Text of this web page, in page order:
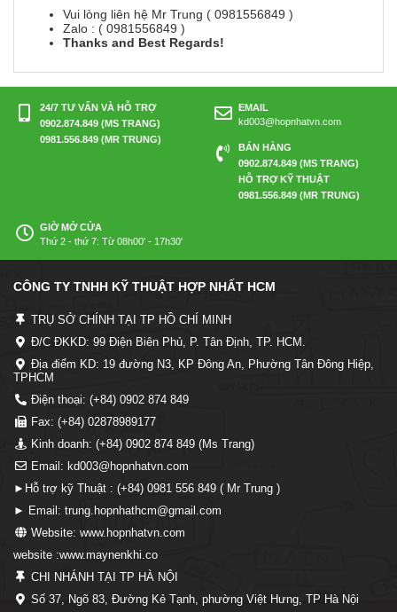
Vui lòng liên hệ Mr Trung ( 0981556849 )
Zalo : ( 0981556849 )
Thanks and Best Regards!
24/7 TƯ VẤN VÀ HỖ TRỢ
0902.874.849 (MS TRANG)
0981.556.849 (MR TRUNG)
EMAIL
kd003@hopnhatvn.com
BÁN HÀNG
0902.874.849 (MS TRANG)
HỖ TRỢ KỸ THUẬT
0981.556.849 (MR TRUNG)
GIỜ MỞ CỬA
Thứ 2 - thứ 7: Từ 08h00' - 17h30'
CÔNG TY TNHH KỸ THUẬT HỢP NHẤT HCM
TRỤ SỞ CHÍNH TẠI TP HỒ CHÍ MINH
Đ/C ĐKKD: 99 Điện Biên Phủ, P. Tân Định, TP. HCM.
Địa điểm KD: 19 đường N3, KP Đông An, Phường Tân Đông Hiệp,
TPHCM
Điện thoại: (+84) 0902 874 849
Fax: (+84) 02878989177
Kinh doanh: (+84) 0902 874 849 (Ms Trang)
Email: kd003@hopnhatvn.com
►Hỗ trợ kỹ Thuật : (+84) 0981 556 849 ( Mr Trung )
► Email: trung.hopnhathcm@gmail.com
Website: www.hopnhatvn.com
website :www.maynenkhi.co
CHI NHÁNH TẠI TP HÀ NỘI
Số 37, Ngõ 83, Đường Kẻ Tạnh, phường Việt Hưng, TP Hà Nội